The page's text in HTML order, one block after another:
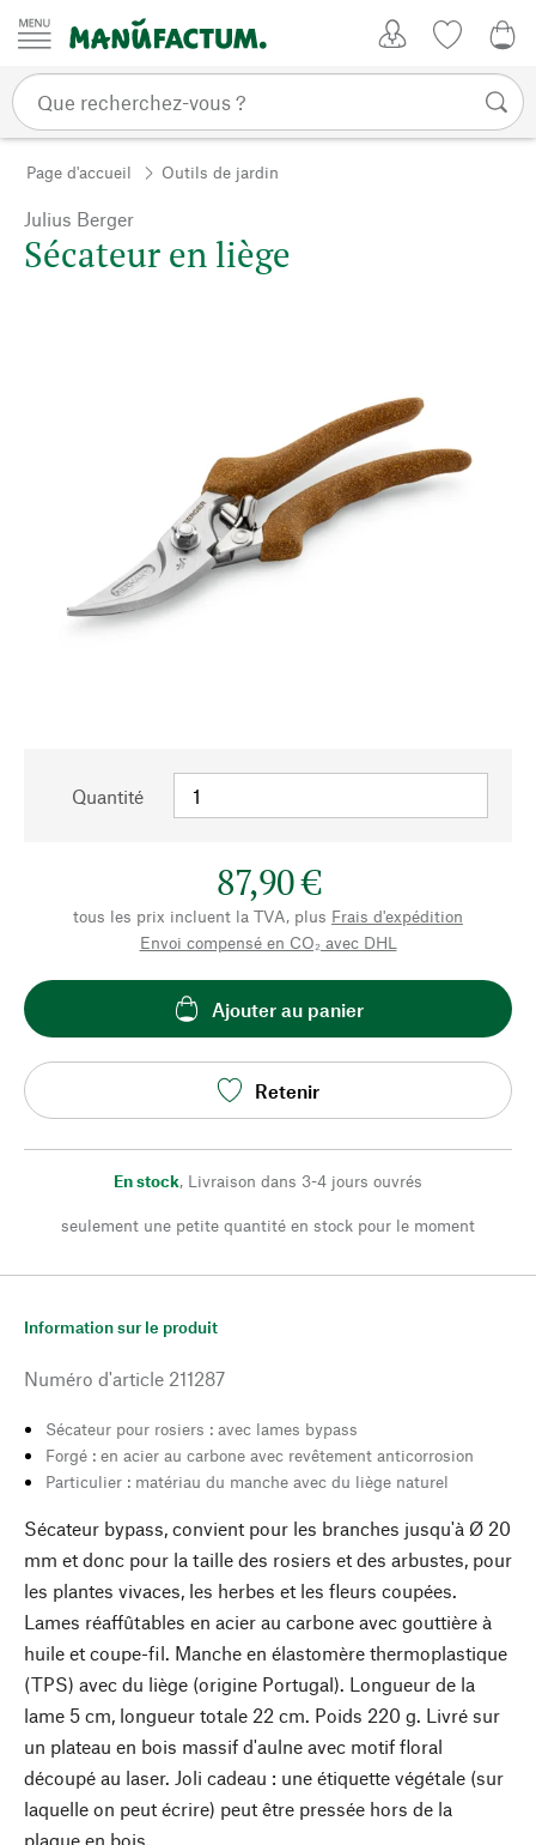
Passer au contenu
Page d'accueil Outils de jardin
Julius Berger
Sécateur en liège
Quantité
87,90 €
tous les prix incluent la TVA, plus Frais d'expédition
Envoi compensé en CO₂ avec DHL
Ajouter au panier
Retenir
En stock, Livraison dans 3-4 jours ouvrés
seulement une petite quantité en stock pour le moment
Information sur le produit
Numéro d'article 211287
Sécateur pour rosiers : avec lames bypass
Forgé : en acier au carbone avec revêtement anticorrosion
Particulier : matériau du manche avec du liège naturel
Sécateur bypass, convient pour les branches jusqu'à Ø 20
mm et donc pour la taille des rosiers et des arbustes, pour
les plantes vivaces, les herbes et les fleurs coupées.
Lames réaffûtables en acier au carbone avec gouttière à
huile et coupe-fil. Manche en élastomère thermoplastique
(TPS) avec du liège (origine Portugal). Longueur de la
lame 5 cm, longueur totale 22 cm. Poids 220 g. Livré sur
un plateau en bois massif d'aulne avec motif floral
découpé au laser. Joli cadeau : une étiquette végétale (sur
laquelle on peut écrire) peut être pressée hors de la
plaque en bois.